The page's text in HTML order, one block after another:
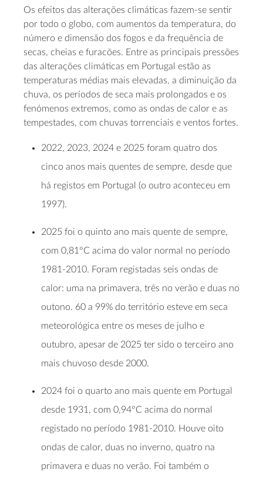
Os efeitos das alterações climáticas fazem-se sentir
por todo o globo, com aumentos da temperatura, do
número e dimensão dos fogos e da frequência de
secas, cheias e furacões. Entre as principais pressões
das alterações climáticas em Portugal estão as
temperaturas médias mais elevadas, a diminuição da
chuva, os períodos de seca mais prolongados e os
fenómenos extremos, como as ondas de calor e as
tempestades, com chuvas torrenciais e ventos fortes.
2022, 2023, 2024 e 2025 foram quatro dos
cinco anos mais quentes de sempre, desde que
há registos em Portugal (o outro aconteceu em
1997).
2025 foi o quinto ano mais quente de sempre,
com 0,81°C acima do valor normal no período
1981-2010. Foram registadas seis ondas de
calor: uma na primavera, três no verão e duas no
outono. 60 a 99% do território esteve em seca
meteorológica entre os meses de julho e
outubro, apesar de 2025 ter sido o terceiro ano
mais chuvoso desde 2000.
2024 foi o quarto ano mais quente em Portugal
desde 1931, com 0,94°C acima do normal
registado no período 1981-2010. Houve oito
ondas de calor, duas no inverno, quatro na
primavera e duas no verão. Foi também o